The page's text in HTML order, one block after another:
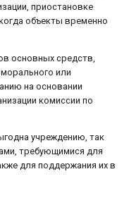
приостановке
объекты временно
основных средств,
или
на основании
комиссии по
учреждению, так
требующимися для
для поддержания их в